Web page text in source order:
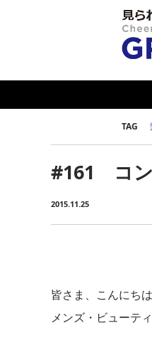
TAG
#161 コン
2015.11.25
皆さま、こんにちは
メンズ・ビューテ